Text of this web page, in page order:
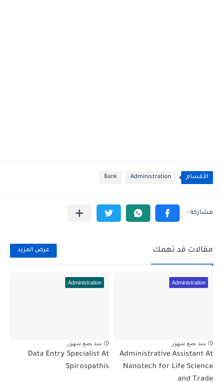
الأقسام Administration
Bank
مقالات قد تهمك عرض المزيد
Administration
منذ بضع شهور
Administrative Assistant At
Nanotech for Life Science
and Trade
Administration
منذ بضع شهور
Data Entry Specialist At
Spirospathis